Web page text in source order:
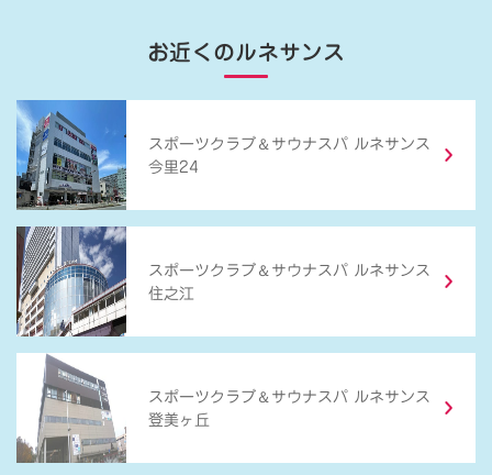
お近くのルネサンス
スポーツクラブ ＆ サウナスパ ルネサンス
今里24
スポーツクラブ ＆ サウナスパ ルネサンス
住之江
スポーツクラブ ＆ サウナスパ ルネサンス
登美ヶ丘